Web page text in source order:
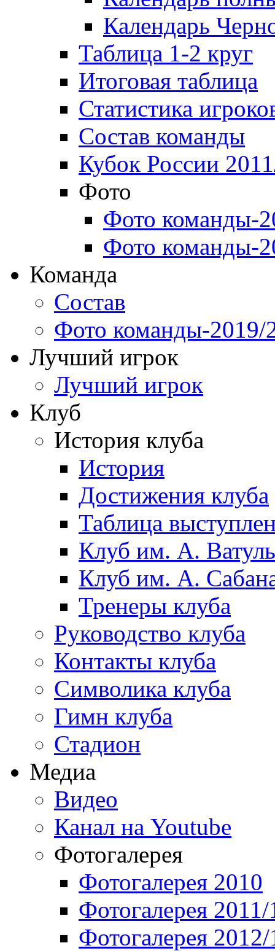
Календарь
Таблица 1-2 круг
Итоговая таблица
Статистика
Состав команды
Кубок России
Фото
Фото команды-
Фото команды-
Команда
Состав
Фото команды-2019/
Лучший игрок
Лучший игрок
Клуб
История клуба
История
Достижения клуба
Таблица
Клуб им. А.
Клуб им. А.
Тренеры клуба
Руководство клуба
Контакты клуба
Символика клуба
Гимн клуба
Стадион
Медиа
Видео
Канал на Youtube
Фотогалерея
Фотогалерея 2010
Фотогалерея 2011/
Фотогалерея